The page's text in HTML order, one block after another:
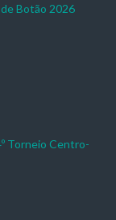
Botão 2026
Torneio Centro-